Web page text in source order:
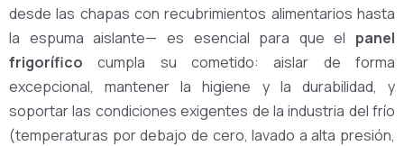
desde las chapas con recubrimientos alimentarios hasta
la espuma aislante— es esencial para que el panel
frigorífico cumpla su cometido: aislar de forma
excepcional, mantener la higiene y la durabilidad, y
soportar las condiciones exigentes de la industria del frío
(temperaturas por debajo de cero, lavado a alta presión,